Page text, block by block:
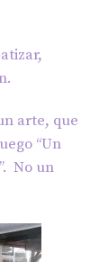
arte, que
“Un
No un